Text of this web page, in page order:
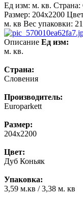
Ед изм: м. кв. Страна:
Размер: 204x2200
м. кв Вес упаковки:
Описание Ед изм:
м. кв.
Страна:
Словения
Производитель:
Europarkett
Размер:
204x2200
Цвет:
Дуб Коньяк
Упаковка:
3,59 м.кв / 3,38 м. кв